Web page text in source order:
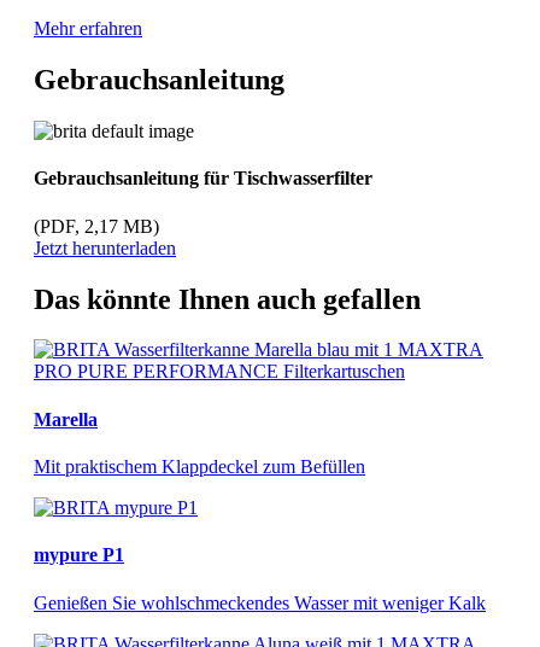
Mehr erfahren
Gebrauchsanleitung
Gebrauchsanleitung für Tischwasserfilter
(PDF, 2,17 MB)
Jetzt herunterladen
Das könnte Ihnen auch gefallen
Marella
Mit praktischem Klappdeckel zum Befüllen
mypure P1​
Genießen Sie wohlschmeckendes Wasser mit weniger Kalk